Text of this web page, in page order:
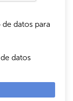
datos para
datos